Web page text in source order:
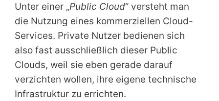
Unter einer „Public Cloud“ versteht man
die Nutzung eines kommerziellen Cloud-
Services. Private Nutzer bedienen sich
also fast ausschließlich dieser Public
Clouds, weil sie eben gerade darauf
verzichten wollen, ihre eigene technische
Infrastruktur zu errichten.